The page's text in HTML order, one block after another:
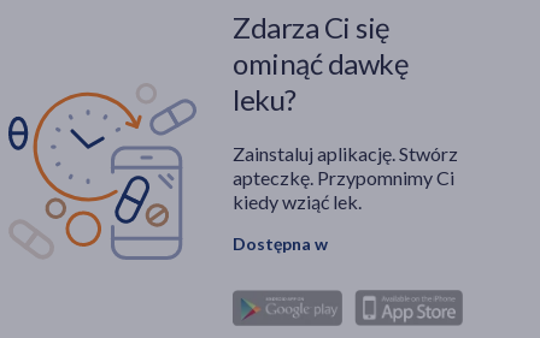
Zdarza Ci się
ominąć dawkę
leku?
Zainstaluj aplikację. Stwórz
apteczkę. Przypomnimy Ci
kiedy wziąć lek.
Dostępna w